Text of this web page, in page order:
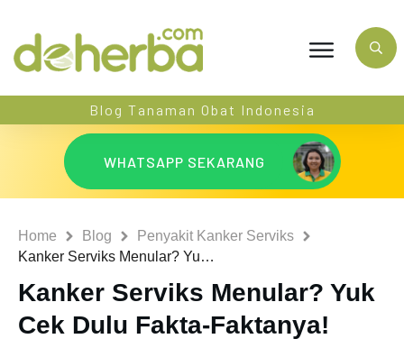
Blog Tanaman Obat Indonesia
WHATSAPP SEKARANG
Home Blog
Penyakit Kanker Serviks
Kanker Serviks Menular? Yuk Cek Dulu Fakta-Faktanya!
Kanker Serviks Menular? Yuk
Cek Dulu Fakta-Faktanya!